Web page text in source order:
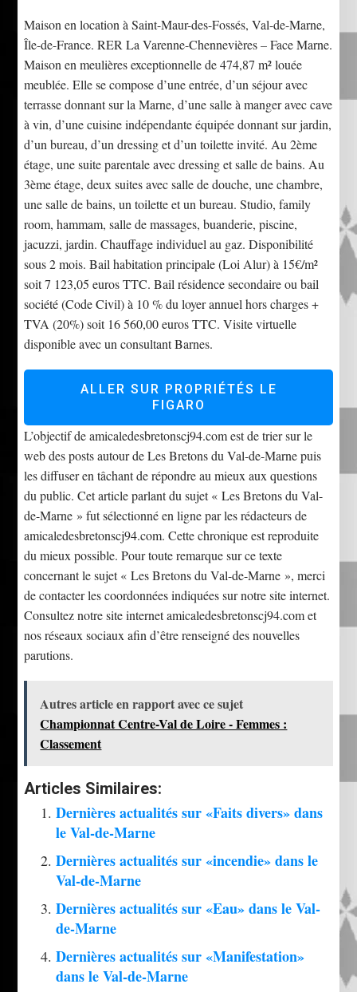
Maison en location à Saint-Maur-des-Fossés, Val-de-Marne,
Île-de-France. RER La Varenne-Chennevières – Face Marne.
Maison en meulières exceptionnelle de 474,87 m² louée
meublée. Elle se compose d’une entrée, d’un séjour avec
terrasse donnant sur la Marne, d’une salle à manger avec cave
à vin, d’une cuisine indépendante équipée donnant sur jardin,
d’un bureau, d’un dressing et d’un toilette invité. Au 2ème
étage, une suite parentale avec dressing et salle de bains. Au
3ème étage, deux suites avec salle de douche, une chambre,
une salle de bains, un toilette et un bureau. Studio, family
room, hammam, salle de massages, buanderie, piscine,
jacuzzi, jardin. Chauffage individuel au gaz. Disponibilité
sous 2 mois. Bail habitation principale (Loi Alur) à 15€/m²
soit 7 123,05 euros TTC. Bail résidence secondaire ou bail
société (Code Civil) à 10 % du loyer annuel hors charges +
TVA (20%) soit 16 560,00 euros TTC. Visite virtuelle
disponible avec un consultant Barnes.
ALLER SUR PROPRIÉTÉS LE
FIGARO
L’objectif de amicaledesbretonscj94.com est de trier sur le
web des posts autour de Les Bretons du Val-de-Marne puis
les diffuser en tâchant de répondre au mieux aux questions
du public. Cet article parlant du sujet « Les Bretons du Val-
de-Marne » fut sélectionné en ligne par les rédacteurs de
amicaledesbretonscj94.com. Cette chronique est reproduite
du mieux possible. Pour toute remarque sur ce texte
concernant le sujet « Les Bretons du Val-de-Marne », merci
de contacter les coordonnées indiquées sur notre site internet.
Consultez notre site internet amicaledesbretonscj94.com et
nos réseaux sociaux afin d’être renseigné des nouvelles
parutions.
Autres article en rapport avec ce sujet
Championnat Centre-Val de Loire - Femmes :
Classement
Articles Similaires:
Dernières actualités sur «Faits divers» dans
le Val-de-Marne
Dernières actualités sur «incendie» dans le
Val-de-Marne
Dernières actualités sur «Eau» dans le Val-
de-Marne
Dernières actualités sur «Manifestation»
dans le Val-de-Marne